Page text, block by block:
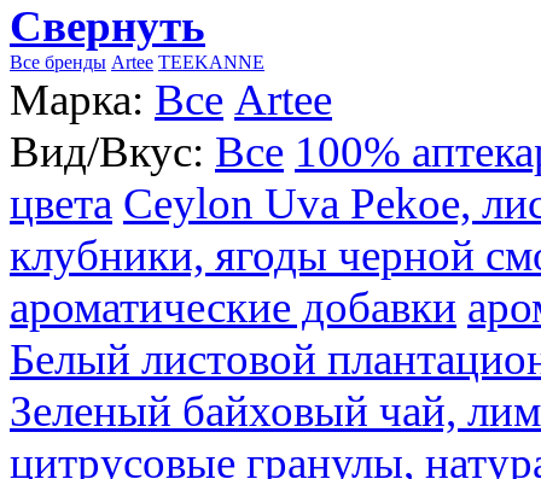
Свернуть
Все бренды Artee TEEKANNE
Марка: Все Artee
Вид/Вкус: Все 100%
цвета Ceylon Uva Pekoe,
клубники, ягоды черной
ароматические добавки
Белый листовой
Зеленый байховый чай,
цитрусовые гранулы,